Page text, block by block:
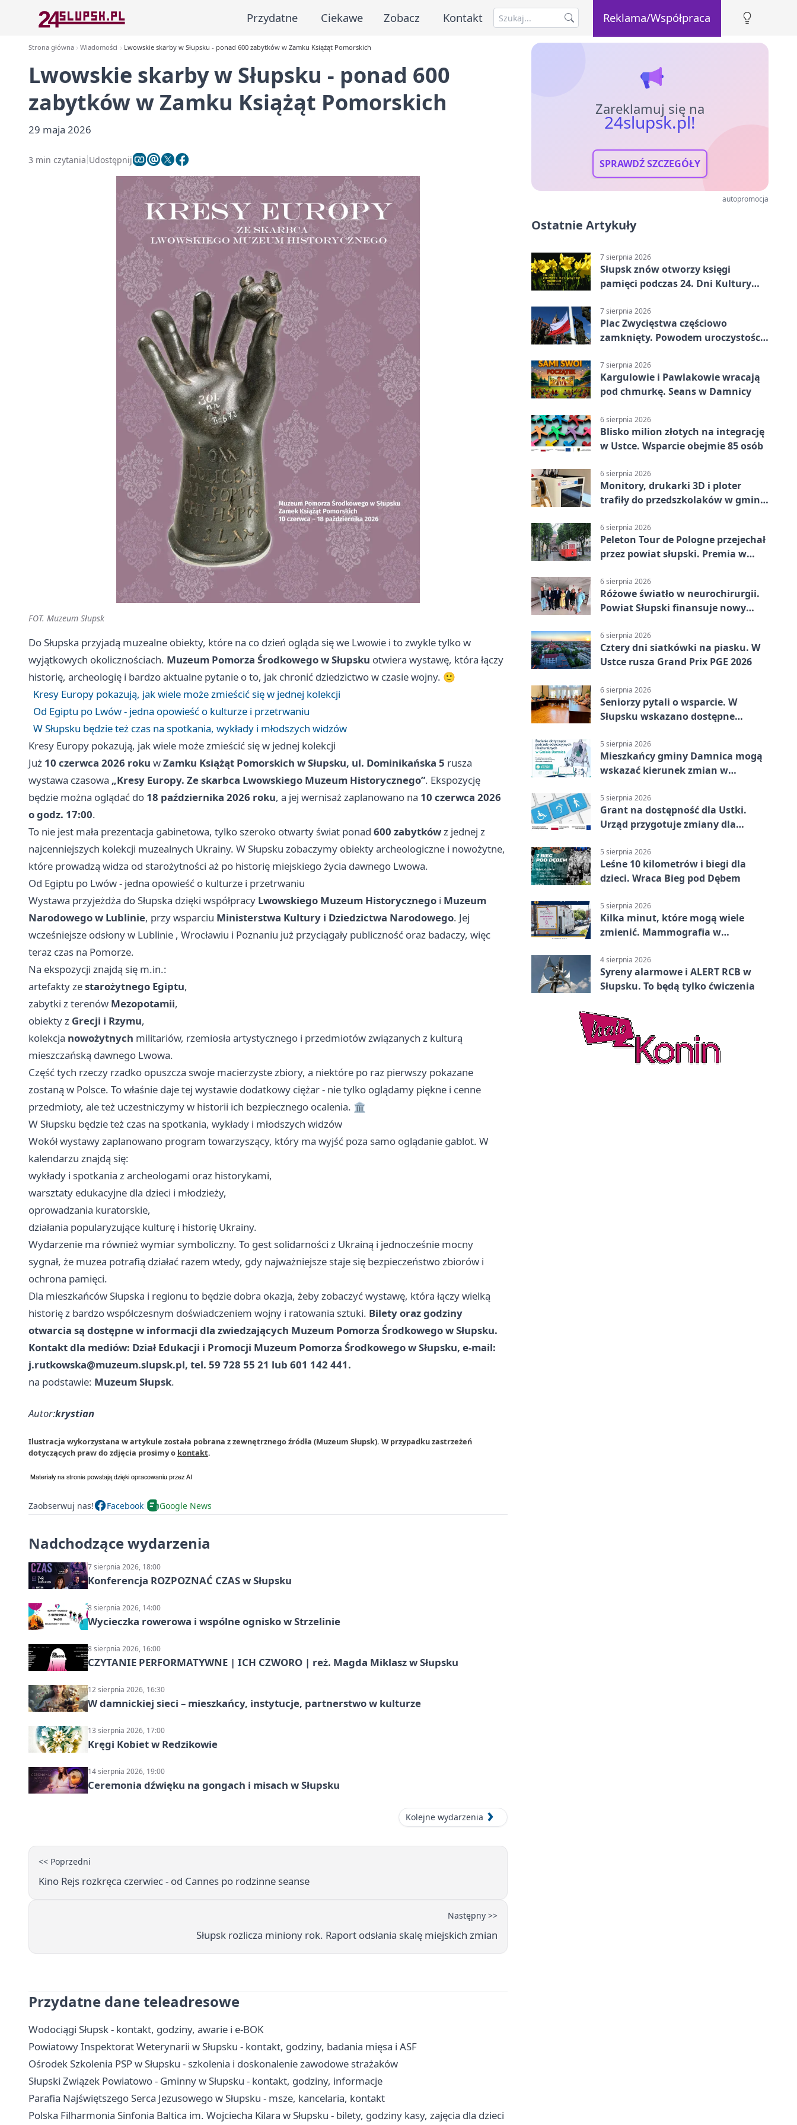
Przydatne Ciekawe Zobacz Kontakt Reklama/Współpraca
Strona główna Wiadomości Lwowskie skarby w Słupsku - ponad 600 zabytków w Zamku Książąt Pomorskich
Lwowskie skarby w Słupsku - ponad 600
zabytków w Zamku Książąt Pomorskich
29 maja 2026
3 min czytania Udostępnij
FOT. Muzeum Słupsk
Do Słupska przyjadą muzealne obiekty, które na co dzień ogląda się we Lwowie i to zwykle tylko w
wyjątkowych okolicznościach. Muzeum Pomorza Środkowego w Słupsku otwiera wystawę, która łączy
historię, archeologię i bardzo aktualne pytanie o to, jak chronić dziedzictwo w czasie wojny. 🙂
Kresy Europy pokazują, jak wiele może zmieścić się w jednej kolekcji
Od Egiptu po Lwów - jedna opowieść o kulturze i przetrwaniu
W Słupsku będzie też czas na spotkania, wykłady i młodszych widzów
Kresy Europy pokazują, jak wiele może zmieścić się w jednej kolekcji
Już 10 czerwca 2026 roku wZamku Książąt Pomorskich w Słupsku, ul. Dominikańska 5 rusza
wystawa czasowa „Kresy Europy. Ze skarbca Lwowskiego Muzeum Historycznego”. Ekspozycję
będzie można oglądać do 18 października 2026 roku, a jej wernisaż zaplanowano na 10 czerwca 2026
o godz. 17:00.
To nie jest mała prezentacja gabinetowa, tylko szeroko otwarty świat ponad 600 zabytkówz jednej z
najcenniejszych kolekcji muzealnych Ukrainy. W Słupsku zobaczymy obiekty archeologiczne i nowożytne,
które prowadzą widza od starożytności aż po historię miejskiego życia dawnego Lwowa.
Od Egiptu po Lwów - jedna opowieść o kulturze i przetrwaniu
Wystawa przyjeżdża do Słupska dzięki współpracy Lwowskiego Muzeum Historycznego i Muzeum
Narodowego w Lublinie, przy wsparciu Ministerstwa Kultury i Dziedzictwa Narodowego. Jej
wcześniejsze odsłony w Lublinie , Wrocławiu i Poznaniu już przyciągały publiczność oraz badaczy, więc
teraz czas na Pomorze.
Na ekspozycji znajdą się m.in.:
artefakty zestarożytnego Egiptu,
zabytki z terenów Mezopotamii,
obiekty z Grecji i Rzymu,
kolekcja nowożytnych militariów, rzemiosła artystycznego i przedmiotów związanych z kulturą
mieszczańską dawnego Lwowa.
Część tych rzeczy rzadko opuszcza swoje macierzyste zbiory, a niektóre po raz pierwszy pokazane
zostaną w Polsce. To właśnie daje tej wystawie dodatkowy ciężar - nie tylko oglądamy piękne i cenne
przedmioty, ale też uczestniczymy w historii ich bezpiecznego ocalenia. 🏛️
W Słupsku będzie też czas na spotkania, wykłady i młodszych widzów
Wokół wystawy zaplanowano program towarzyszący, który ma wyjść poza samo oglądanie gablot. W
kalendarzu znajdą się:
wykłady i spotkania z archeologami oraz historykami,
warsztaty edukacyjne dla dzieci i młodzieży,
oprowadzania kuratorskie,
działania popularyzujące kulturę i historię Ukrainy.
Wydarzenie ma również wymiar symboliczny. To gest solidarności z Ukrainą i jednocześnie mocny
sygnał, że muzea potrafią działać razem wtedy, gdy najważniejsze staje się bezpieczeństwo zbiorów i
ochrona pamięci.
Dla mieszkańców Słupska i regionu to będzie dobra okazja, żeby zobaczyć wystawę, która łączy wielką
historię z bardzo współczesnym doświadczeniem wojny i ratowania sztuki. Bilety oraz godziny
otwarcia są dostępne w informacji dla zwiedzających Muzeum Pomorza Środkowego w Słupsku.
Kontakt dla mediów: Dział Edukacji i Promocji Muzeum Pomorza Środkowego w Słupsku, e-mail:
j.rutkowska@muzeum.slupsk.pl, tel. 59 728 55 21 lub 601 142 441.
na podstawie: Muzeum Słupsk.
Autor:krystian
Ilustracja wykorzystana w artykule została pobrana z zewnętrznego źródła (Muzeum Słupsk). W przypadku zastrzeżeń
dotyczących praw do zdjęcia prosimy o kontakt.
Zaobserwuj nas! Facebook Google News
Nadchodzące wydarzenia
7 sierpnia 2026, 18:00
Konferencja ROZPOZNAĆ CZAS w Słupsku
8 sierpnia 2026, 14:00
Wycieczka rowerowa i wspólne ognisko w Strzelinie
8 sierpnia 2026, 16:00
CZYTANIE PERFORMATYWNE | ICH CZWORO | reż. Magda Miklasz w Słupsku
12 sierpnia 2026, 16:30
W damnickiej sieci – mieszkańcy, instytucje, partnerstwo w kulturze
13 sierpnia 2026, 17:00
Kręgi Kobiet w Redzikowie
14 sierpnia 2026, 19:00
Ceremonia dźwięku na gongach i misach w Słupsku
Kolejne wydarzenia
<< Poprzedni
Kino Rejs rozkręca czerwiec - od Cannes po rodzinne seanse
Następny >>
Słupsk rozlicza miniony rok. Raport odsłania skalę miejskich zmian
Przydatne dane teleadresowe
Wodociągi Słupsk - kontakt, godziny, awarie i e-BOK
Powiatowy Inspektorat Weterynarii w Słupsku - kontakt, godziny, badania mięsa i ASF
Ośrodek Szkolenia PSP w Słupsku - szkolenia i doskonalenie zawodowe strażaków
Słupski Związek Powiatowo - Gminny w Słupsku - kontakt, godziny, informacje
Parafia Najświętszego Serca Jezusowego w Słupsku - msze, kancelaria, kontakt
Polska Filharmonia Sinfonia Baltica im. Wojciecha Kilara w Słupsku - bilety, godziny kasy, zajęcia dla dzieci
Zareklamuj się na
24slupsk.pl!
SPRAWDŹ SZCZEGÓŁY
autopromocja
Ostatnie Artykuły
7 sierpnia 2026
Słupsk znów otworzy księgi
pamięci podczas 24. Dni Kultury
7 sierpnia 2026
Plac Zwycięstwa częściowo
zamknięty. Powodem uroczystości
7 sierpnia 2026
Kargulowie i Pawlakowie wracają
pod chmurkę. Seans w Damnicy
6 sierpnia 2026
Blisko milion złotych na integrację
w Ustce. Wsparcie obejmie 85 osób
6 sierpnia 2026
Monitory, drukarki 3D i ploter
trafiły do przedszkolaków w gminie
6 sierpnia 2026
Peleton Tour de Pologne przejechał
przez powiat słupski. Premia w
6 sierpnia 2026
Różowe światło w neurochirurgii.
Powiat Słupski finansuje nowy
6 sierpnia 2026
Cztery dni siatkówki na piasku. W
Ustce rusza Grand Prix PGE 2026
6 sierpnia 2026
Seniorzy pytali o wsparcie. W
Słupsku wskazano dostępne
5 sierpnia 2026
Mieszkańcy gminy Damnica mogą
wskazać kierunek zmian w
5 sierpnia 2026
Grant na dostępność dla Ustki.
Urząd przygotuje zmiany dla
5 sierpnia 2026
Leśne 10 kilometrów i biegi dla
dzieci. Wraca Bieg pod Dębem
5 sierpnia 2026
Kilka minut, które mogą wiele
zmienić. Mammografia w
4 sierpnia 2026
Syreny alarmowe i ALERT RCB w
Słupsku. To będą tylko ćwiczenia